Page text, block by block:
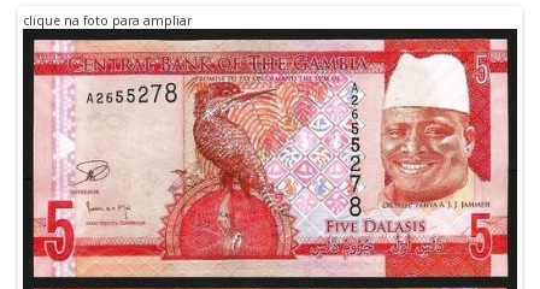
clique na foto para ampliar